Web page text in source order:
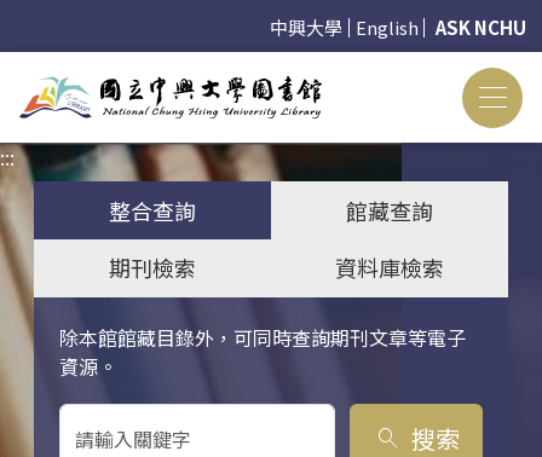
中興大學 English ASK NCHU
:::
整合查詢
館藏查詢
期刊檢索
資料庫檢索
除本館館藏目錄外，可同時查詢期刊文章等電子
資源。
關鍵字搜尋
search 搜索